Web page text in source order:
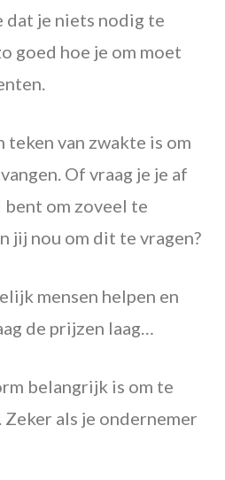
dat je niets nodig te
goed hoe je om moet
teken van zwakte is om
Of vraag je je af
om zoveel te
jij nou om dit te vragen?
mensen helpen en
de prijzen laag…
belangrijk is om te
Zeker als je ondernemer